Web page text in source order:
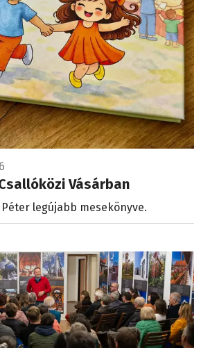
Vásárban
legújabb mesekönyve.